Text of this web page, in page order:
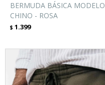
BERMUDA BÁSICA MODELO
CHINO - ROSA
$ 1.399